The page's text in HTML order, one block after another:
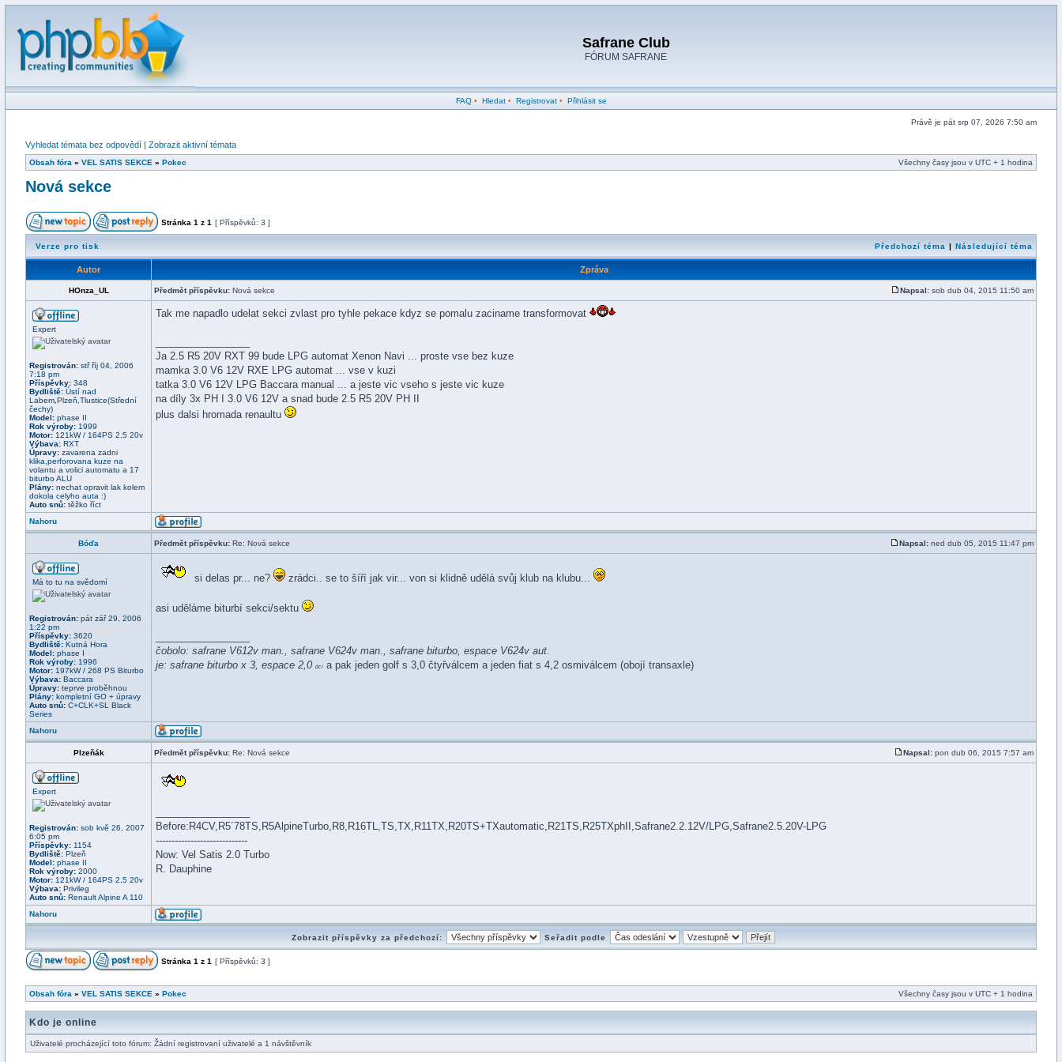
Safrane Club
FÓRUM SAFRANE
FAQ• Hledat• Registrovat• Přihlásit se
Právě je pát srp 07, 2026 7:50 am
Vyhledat témata bez odpovědí | Zobrazit aktivní témata
Obsah fóra » VEL SATIS SEKCE » Pokec Všechny časy jsou v UTC + 1 hodina
Nová sekce
Stránka 1 z 1 [ Příspěvků: 3 ]
Verze pro tisk Předchozí téma | Následující téma
Autor Zpráva
HOnza_UL Předmět příspěvku: Nová sekce Napsal: sob dub 04, 2015 11:50 am
Expert
Registrován: stř říj 04, 2006
7:18 pm
Příspěvky: 348
Bydliště: Ústí nad
Labem,Plzeň,Tlustice(Střední
čechy)
Model: phase II
Rok výroby: 1999
Motor: 121kW / 164PS 2,5 20v
Výbava: RXT
Úpravy: zavarena zadni
klika,perforovana kuze na
volantu a volici automatu a 17
biturbo ALU
Plány: nechat opravit lak kolem
dokola celyho auta :)
Auto snů: těžko říct
Tak me napadlo udelat sekci zvlast pro tyhle pekace kdyz se pomalu zaciname transformovat
Ja 2.5 R5 20V RXT 99 bude LPG automat Xenon Navi ... proste vse bez kuze
mamka 3.0 V6 12V RXE LPG automat ... vse v kuzi
tatka 3.0 V6 12V LPG Baccara manual ... a jeste vic vseho s jeste vic kuze
na díly 3x PH I 3.0 V6 12V a snad bude 2.5 R5 20V PH II
plus dalsi hromada renaultu
Nahoru
Bóďa Předmět příspěvku: Re: Nová sekce Napsal: ned dub 05, 2015 11:47 pm
Má to tu na svědomí
Registrován: pát zář 29, 2006
1:22 pm
Příspěvky: 3620
Bydliště: Kutná Hora
Model: phase I
Rok výroby: 1996
Motor: 197kW / 268 PS Biturbo
Výbava: Baccara
Úpravy: teprve proběhnou
Plány: kompletní GO + úpravy
Auto snů: C+CLK+SL Black
Series
si delas pr... ne? zrádci.. se to šíří jak vir... von si klidně udělá svůj klub na klubu...
asi uděláme biturbí sekci/sektu
čobolo: safrane V612v man., safrane V624v man., safrane biturbo, espace V624v aut.
je: safrane biturbo x 3, espace 2,0 dci a pak jeden golf s 3,0 čtyřválcem a jeden fiat s 4,2 osmiválcem (obojí transaxle)
Nahoru
Plzeňák Předmět příspěvku: Re: Nová sekce Napsal: pon dub 06, 2015 7:57 am
Expert
Registrován: sob kvě 26, 2007
6:05 pm
Příspěvky: 1154
Bydliště: Plzeň
Model: phase II
Rok výroby: 2000
Motor: 121kW / 164PS 2,5 20v
Výbava: Privileg
Auto snů: Renault Alpine A 110
Before:R4CV,R5´78TS,R5AlpineTurbo,R8,R16TL,TS,TX,R11TX,R20TS+TXautomatic,R21TS,R25TXphII,Safrane2.2.12V/LPG,Safrane2.5.20V-LPG
-----------------------------
Now: Vel Satis 2.0 Turbo
R. Dauphine
Nahoru
Zobrazit příspěvky za předchozí: Seřadit podle
Stránka 1 z 1 [ Příspěvků: 3 ]
Obsah fóra » VEL SATIS SEKCE » Pokec Všechny časy jsou v UTC + 1 hodina
Kdo je online
Uživatelé procházející toto fórum: Žádní registrovaní uživatelé a 1 návštěvník